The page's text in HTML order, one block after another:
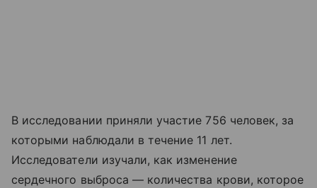
В исследовании приняли участие 756 человек, за
которыми наблюдали в течение 11 лет.
Исследователи изучали, как изменение
сердечного выброса — количества крови, которое